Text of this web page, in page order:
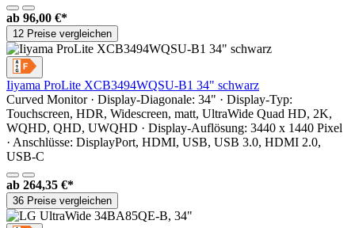
ab 96,00 €*
12 Preise vergleichen
Iiyama ProLite XCB3494WQSU-B1 34" schwarz
Curved Monitor · Display-Diagonale: 34" · Display-Typ:
Touchscreen, HDR, Widescreen, matt, UltraWide Quad HD, 2K,
WQHD, QHD, UWQHD · Display-Auflösung: 3440 x 1440 Pixel
· Anschlüsse: DisplayPort, HDMI, USB, USB 3.0, HDMI 2.0,
USB-C
ab 264,35 €*
36 Preise vergleichen